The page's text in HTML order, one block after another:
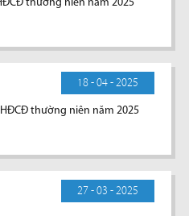
thường niên năm 2025
18 - 04 - 2025
thường niên năm 2025
27 - 03 - 2025